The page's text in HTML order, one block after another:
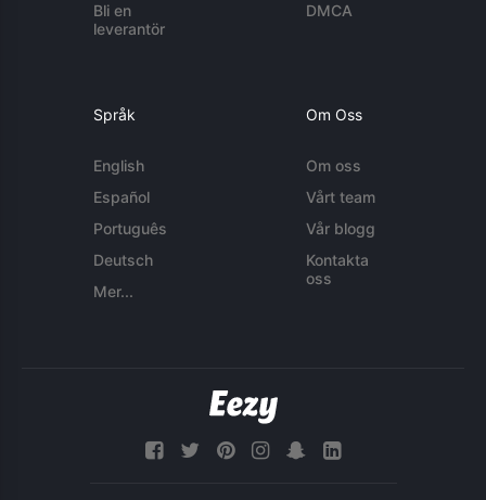
Bli en
leverantör
DMCA
Språk
English
Español
Português
Deutsch
Mer...
Om Oss
Om oss
Vårt team
Vår blogg
Kontakta
oss